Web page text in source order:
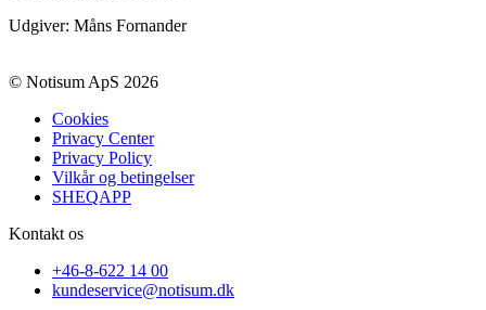
Udgiver: Måns Fornander
© Notisum ApS 2026
Cookies
Privacy Center
Privacy Policy
Vilkår og betingelser
SHEQAPP
Kontakt os
+46-8-622 14 00
kundeservice@notisum.dk